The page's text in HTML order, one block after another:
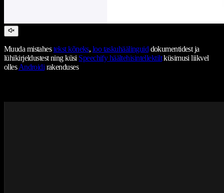
Muuda mistahestekst kõneks, loo taskuhäälinguiddokumentidest ja
lühikirjeldustest ning küsi Speechify häältehisintellektiltküsimusi liikvel
ollesAndroidirakenduses